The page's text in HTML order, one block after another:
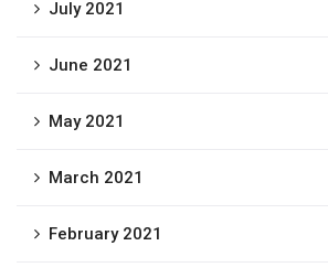
July 2021
June 2021
May 2021
March 2021
February 2021